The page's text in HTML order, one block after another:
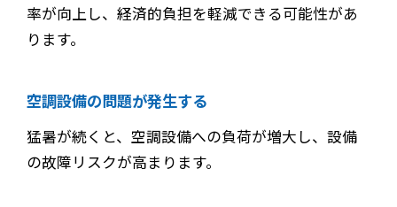
率が向上し、経済的負担を軽減できる可能性があ
ります。
空調設備の問題が発生する
猛暑が続くと、空調設備への負荷が増大し、設備
の故障リスクが高まります。